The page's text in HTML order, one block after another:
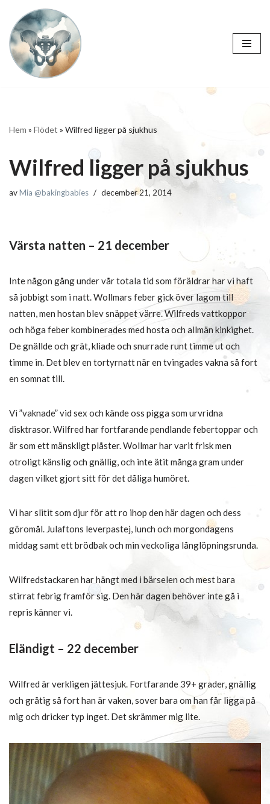
Hoppa
till
innehåll
Hem » Flödet » Wilfred ligger på sjukhus
Wilfred ligger på sjukhus
avMia @bakingbabies december 21, 2014
Värsta natten – 21 december
Inte någon gång under vår totala tid som föräldrar har vi haft
så jobbigt som i natt. Wollmars feber gick över lagom till
natten, men hostan blev snäppet värre. Wilfreds vattkoppor
och höga feber kombinerades med hosta och allmän kinkighet.
De gnällde och grät, kliade och snurrade runt timme ut och
timme in. Det blev en tortyrnatt när en tvingades vakna så fort
en somnat till.
Vi ”vaknade” vid sex och kände oss pigga som urvridna
disktrasor. Wilfred har fortfarande pendlande febertoppar och
är som ett mänskligt plåster. Wollmar har varit frisk men
otroligt känslig och gnällig, och inte ätit många gram under
dagen vilket gjort sitt för det dåliga humöret.
Vi har slitit som djur för att ro ihop den här dagen och dess
göromål. Julaftons leverpastej, lunch och morgondagens
middag samt ett brödbak och min veckoliga långlöpningsrunda.
Wilfredstackaren har hängt med i bärselen och mest bara
stirrat febrig framför sig. Den här dagen behöver inte gå i
repris känner vi.
Eländigt – 22 december
Wilfred är verkligen jättesjuk. Fortfarande 39+ grader, gnällig
och gråtig så fort han är vaken, sover bara om han får ligga på
mig och dricker typ inget. Det skrämmer mig lite.